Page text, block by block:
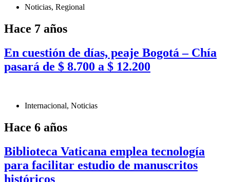
Noticias, Regional
Hace 7 años
En cuestión de días, peaje Bogotá – Chía
pasará de $ 8.700 a $ 12.200
Internacional, Noticias
Hace 6 años
Biblioteca Vaticana emplea tecnología
para facilitar estudio de manuscritos
históricos